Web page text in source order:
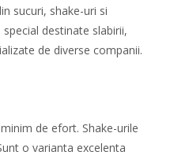
sucuri, shake-uri si
destinate slabirii,
de diverse companii.
de efort. Shake-urile
o varianta excelenta